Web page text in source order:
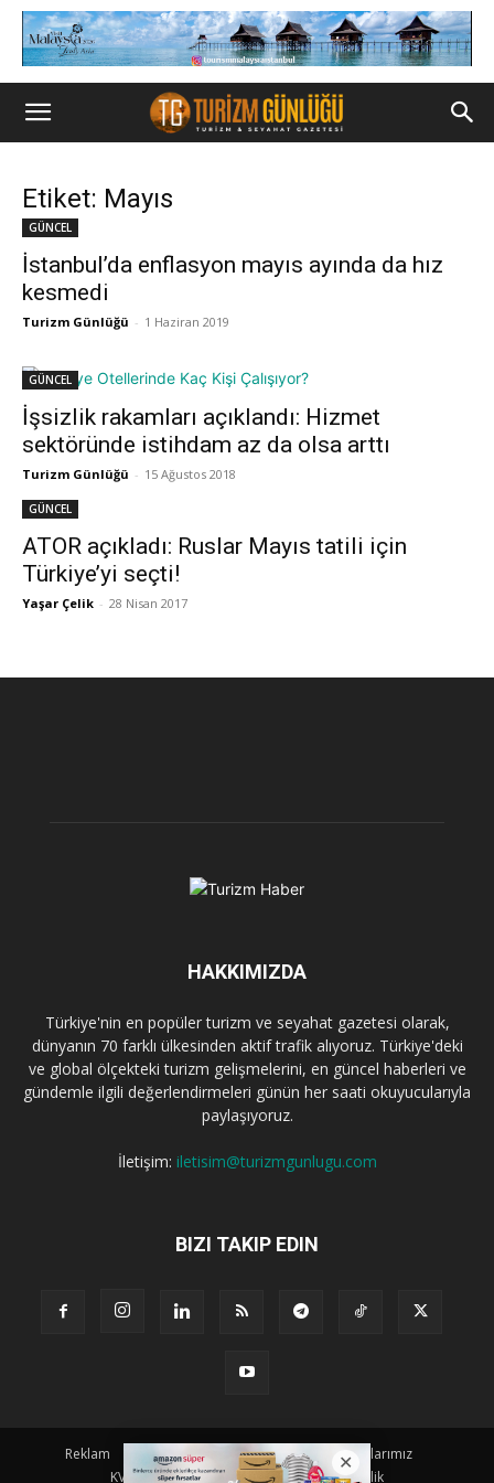
Etiket: Mayıs
GÜNCEL
İstanbul’da enflasyon mayıs ayında da hız
kesmedi
Turizm Günlüğü - 1 Haziran 2019
GÜNCEL
İşsizlik rakamları açıklandı: Hizmet
sektöründe istihdam az da olsa arttı
Turizm Günlüğü - 15 Ağustos 2018
GÜNCEL
ATOR açıkladı: Ruslar Mayıs tatili için
Türkiye’yi seçti!
Yaşar Çelik - 28 Nisan 2017
HAKKIMIZDA
Türkiye'nin en popüler turizm ve seyahat gazetesi olarak,
dünyanın 70 farklı ülkesinden aktif trafik alıyoruz. Türkiye'deki
ve global ölçekteki turizm gelişmelerini, en güncel haberleri ve
gündemle ilgili değerlendirmeleri günün her saati okuyucularıyla
paylaşıyoruz.
İletişim: iletisim@turizmgunlugu.com
BIZI TAKIP EDIN
Reklam Künye Hakkımızda Iletişim
Yazarlarımız
KVKK Aydınlatma Metni
Kullanım ve Gizlilik